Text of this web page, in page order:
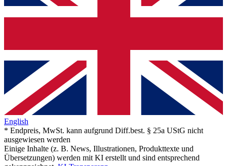
English
* Endpreis, MwSt. kann aufgrund Diff.best. § 25a UStG nicht
ausgewiesen werden
Einige Inhalte (z. B. News, Illustrationen, Produkttexte und
Übersetzungen) werden mit KI erstellt und sind entsprechend